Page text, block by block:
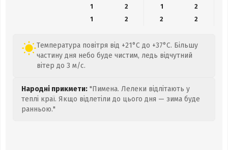
1
2 1
2
1
2 2 2
Температура повітря від +21°C до +37°C. Більшу
частину дня небо буде чистим, ледь відчутний
вітер до 3 м/с.
Народні прикмети: "Пимена. Лелеки відлітають у
теплі краї. Якщо відлетіли до цього дня — зима буде
ранньою."